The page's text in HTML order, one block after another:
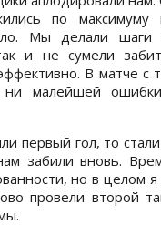
по
Мы делали шаги
и не сумели
В матче с
ни малейшей
первый гол, то
забили вновь.
но в целом
провели второй